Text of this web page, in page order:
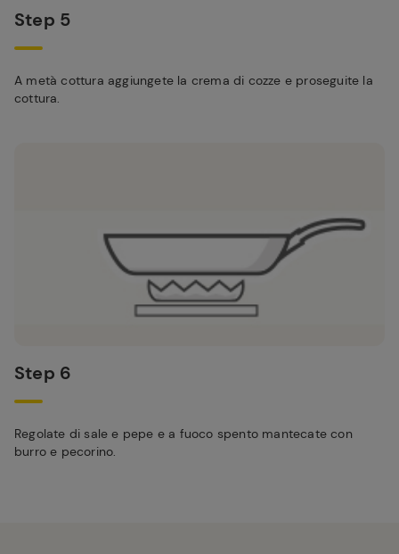
Step 5
A metà cottura aggiungete la crema di cozze e proseguite la
cottura.
Step 6
Regolate di sale e pepe e a fuoco spento mantecate con
burro e pecorino.